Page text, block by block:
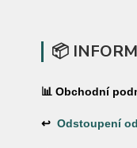
📦
📊 Obchodní
↩ Odstoupení